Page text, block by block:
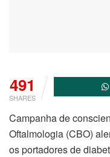
491
SHARES
Campanha de
Oftalmologia (CBO)
os portadores de